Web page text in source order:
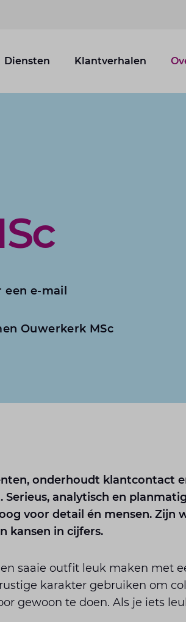
Diensten Klantverhalen
een e-mail
Ouwerkerk MSc
onderhoudt klantcontact
analytisch en
voor detail én mensen. Zijn
kansen in cijfers.
saaie outfit leuk maken met
karakter gebruiken om
gewoon te doen. Als je iets